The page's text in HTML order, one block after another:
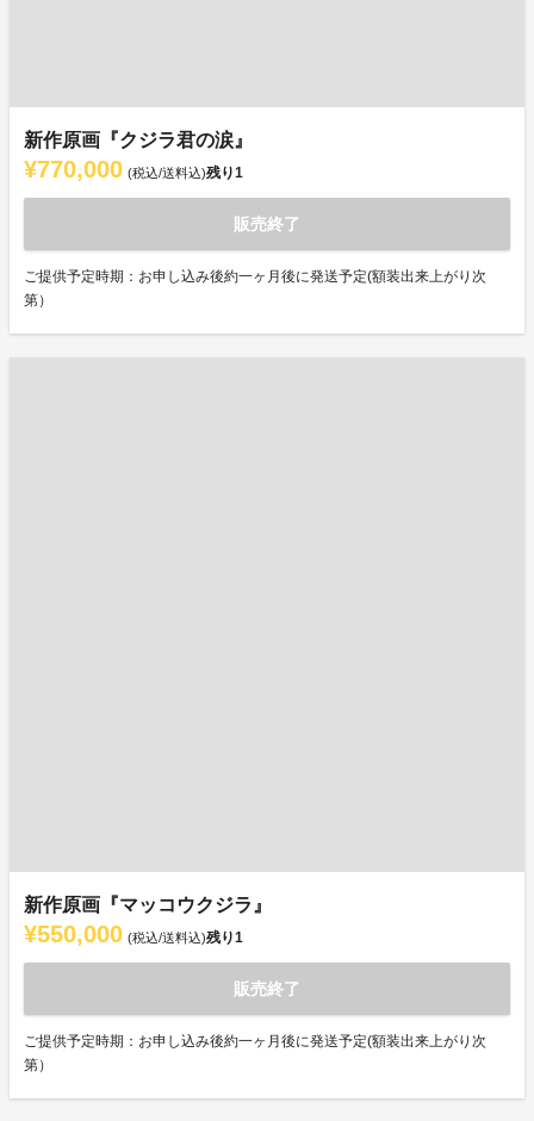
新作原画『クジラ君の涙』
¥770,000 (税込/送料込)残り1
販売終了
ご提供予定時期：お申し込み後約一ヶ月後に発送予定(額装出来上がり次
第）
新作原画『マッコウクジラ』
¥550,000 (税込/送料込)残り1
販売終了
ご提供予定時期：お申し込み後約一ヶ月後に発送予定(額装出来上がり次
第）